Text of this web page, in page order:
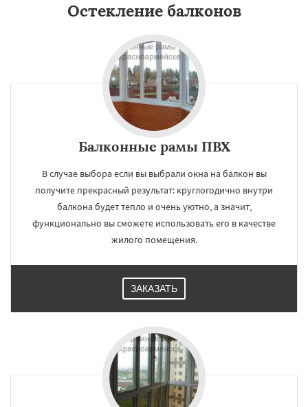
Остекление балконов
Балконные рамы ПВХ
В случае выбора если вы выбрали окна на балкон вы
получите прекрасный результат: круглогодично внутри
балкона будет тепло и очень уютно, а значит,
функционально вы сможете использовать его в качестве
жилого помещения.
ЗАКАЗАТЬ